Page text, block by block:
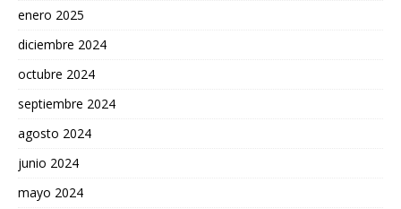
enero 2025
diciembre 2024
octubre 2024
septiembre 2024
agosto 2024
junio 2024
mayo 2024